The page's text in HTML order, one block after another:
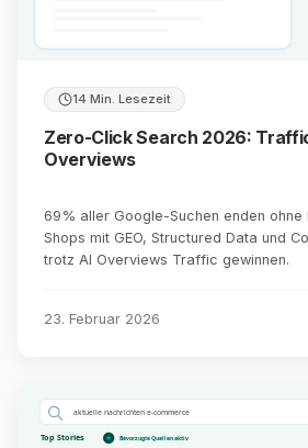
14 Min. Lesezeit
Zero-Click Search 2026:
Overviews
69% aller Google-Suchen enden ohne
Shops mit GEO, Structured Data und
trotz AI Overviews Traffic gewinnen.
23. Februar 2026
aktuelle nachrichten e-commerce
Top Stories Bevorzugte Quellen aktiv